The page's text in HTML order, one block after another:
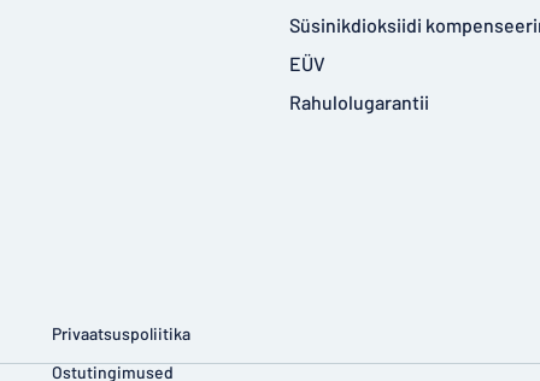
Süsinikdioksiidi
EÜV
Rahulolugarantii
Privaatsuspoliitika
Ostutingimused